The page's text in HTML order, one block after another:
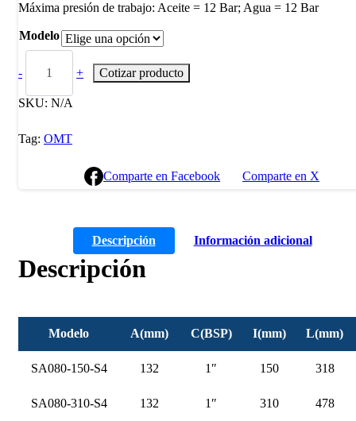
Máxima presión de trabajo: Aceite = 12 Bar; Agua = 12 Bar
Modelo
- + Cotizar producto
SKU: N/A
Tag: OMT
Comparte en Facebook Comparte en X
Descripción Información adicional
Descripción
Modelo A(mm) C(BSP) I(mm) L(mm)
SA080-150-S4 132 1″ 150 318
SA080-310-S4 132 1″ 310 478